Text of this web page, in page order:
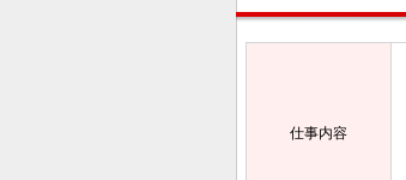
仕事内容